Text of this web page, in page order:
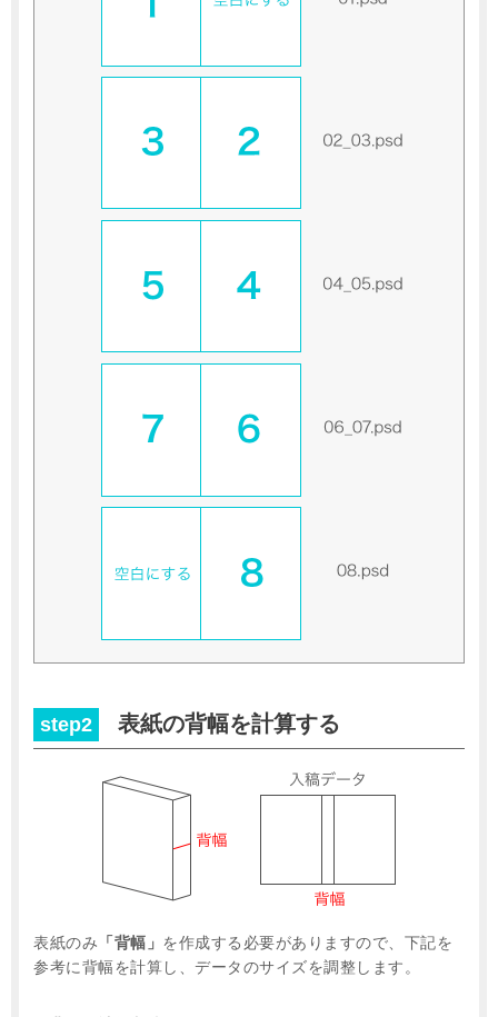
step2 表紙の背幅を計算する
表紙のみ 「背幅」 を作成する必要がありますので、下記を
参考に背幅を計算し、データのサイズを調整します。